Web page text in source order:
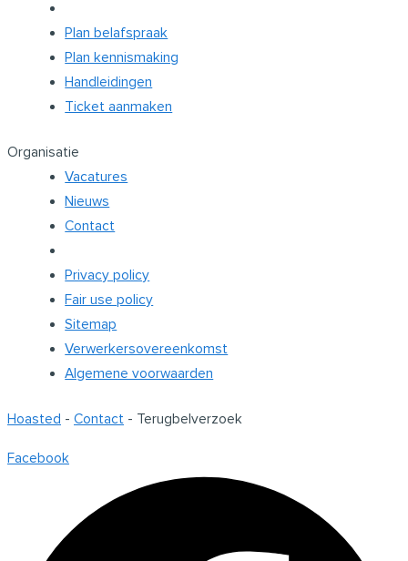
Plan belafspraak
Plan kennismaking
Handleidingen
Ticket aanmaken
Organisatie
Vacatures
Nieuws
Contact
Privacy policy
Fair use policy
Sitemap
Verwerkersovereenkomst
Algemene voorwaarden
Hoasted - Contact - Terugbelverzoek
Facebook